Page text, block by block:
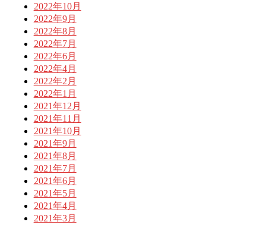
2022年10月
2022年9月
2022年8月
2022年7月
2022年6月
2022年4月
2022年2月
2022年1月
2021年12月
2021年11月
2021年10月
2021年9月
2021年8月
2021年7月
2021年6月
2021年5月
2021年4月
2021年3月